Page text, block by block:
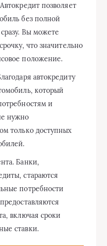
позволяет
без полной
Вы можете
что значительно
положение.
автокредиту
который
и
нужно
только доступных
Банки,
стараются
потребности
включая сроки
ставки.